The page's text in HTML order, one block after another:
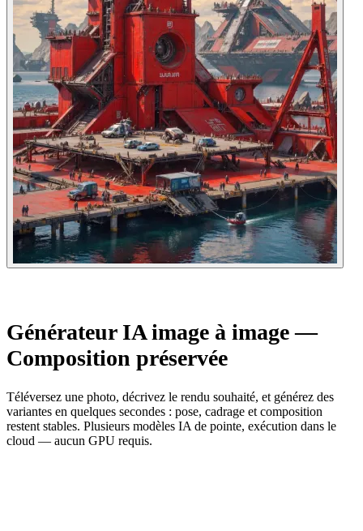
Générateur IA image à image —
Composition préservée
Téléversez une photo, décrivez le rendu souhaité, et générez des
variantes en quelques secondes : pose, cadrage et composition
restent stables. Plusieurs modèles IA de pointe, exécution dans le
cloud — aucun GPU requis.